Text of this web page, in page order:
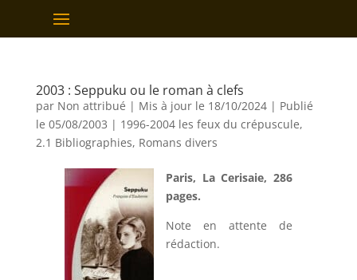
2003 : Seppuku ou le roman à clefs
par Non attribué | Mis à jour le 18/10/2024 | Publié
le 05/08/2003 | 1996-2004 les feux du crépuscule,
2.1 Bibliographies, Romans divers
Paris, La Cerisaie, 286
pages.
Note en attente de
rédaction.